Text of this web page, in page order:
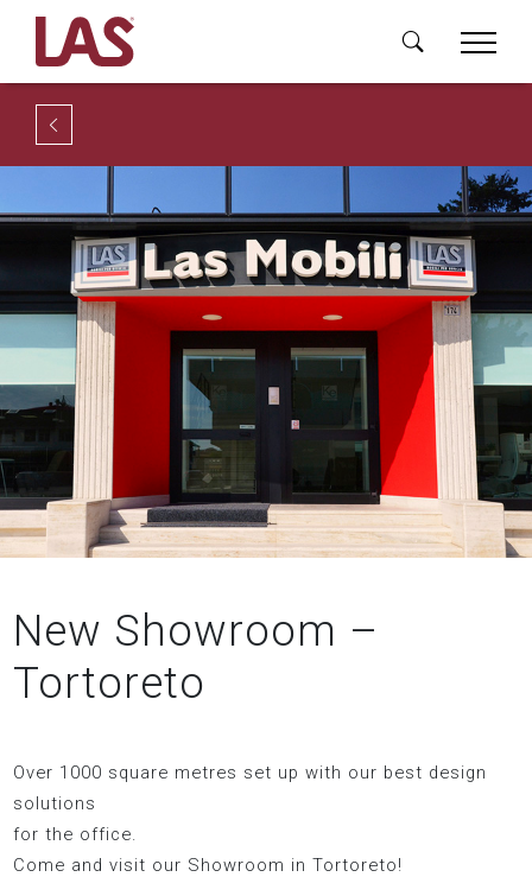
New Showroom –
Tortoreto
Over 1000 square metres set up with our best design
solutions
for the office.
Come and visit our Showroom in Tortoreto!